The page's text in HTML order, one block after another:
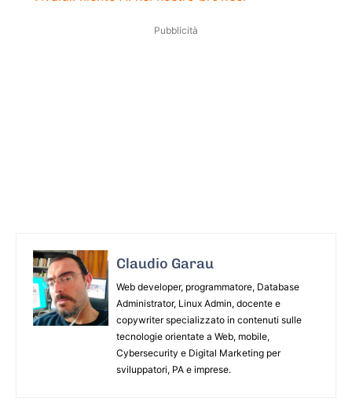
Pubblicità
Claudio Garau
Web developer, programmatore, Database
Administrator, Linux Admin, docente e
copywriter specializzato in contenuti sulle
tecnologie orientate a Web, mobile,
Cybersecurity e Digital Marketing per
sviluppatori, PA e imprese.